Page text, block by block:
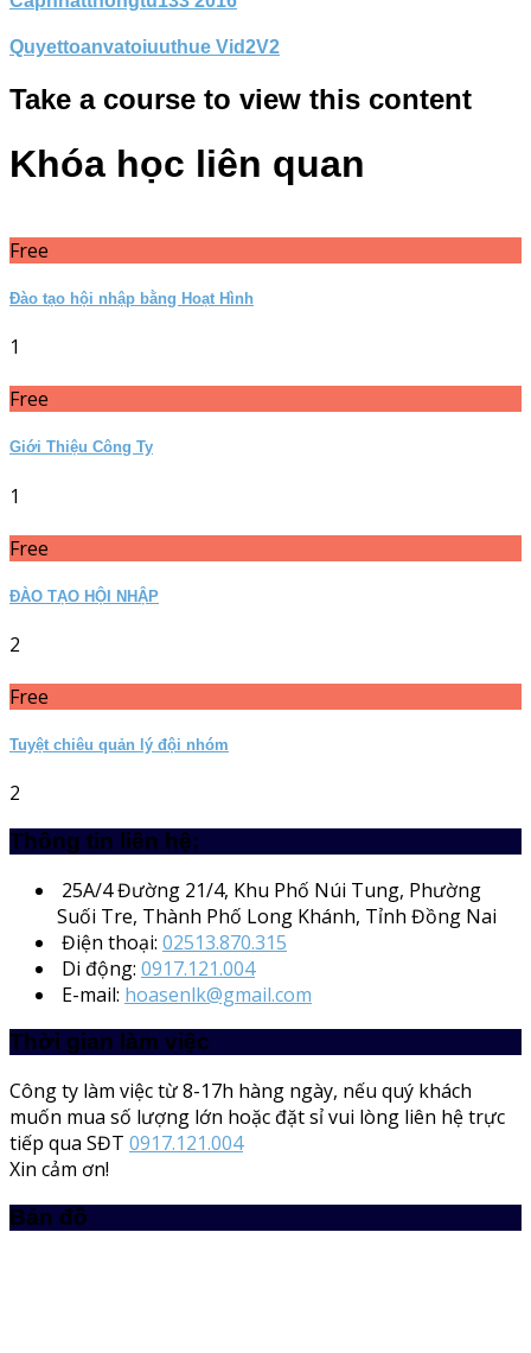
Quyettoanvatoiuuthue Vid2V2
Take a course to view this content
Khóa học liên quan
Free
Đào tạo hội nhập bằng Hoạt Hình
1
Free
Giới Thiệu Công Ty
1
Free
ĐÀO TẠO HỘI NHẬP
2
Free
Tuyệt chiêu quản lý đội nhóm
2
Thông tin liên hệ:
25A/4Đường 21/4, Khu Phố Núi Tung, Phường
Suối Tre, Thành Phố Long Khánh, Tỉnh Đồng Nai
Điện thoại: 02513.870.315
Di động: 0917.121.004
E-mail: hoasenlk@gmail.com
Thời gian làm việc
Công ty làm việc từ 8-17h hàng ngày, nếu quý khách
muốn mua số lượng lớn hoặc đặt sỉ vui lòng liên hệ trực
tiếp qua SĐT 0917.121.004
Xin cảm ơn!
Bản đồ